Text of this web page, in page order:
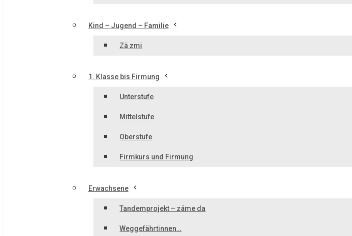
Kind – Jugend – Familie
Zä zmi
1. Klasse bis Firmung
Unterstufe
Mittelstufe
Oberstufe
Firmkurs und Firmung
Erwachsene
Tandemprojekt – zäme da
Weggefährtinnen…